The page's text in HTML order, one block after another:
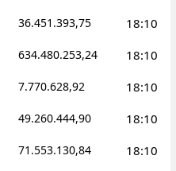
36.451.393,75 18:10
634.480.253,24 18:10
7.770.628,92 18:10
49.260.444,90 18:10
71.553.130,84 18:10